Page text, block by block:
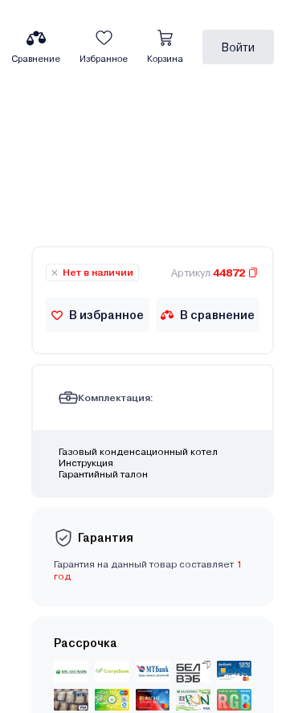
Сравнение Избранное Корзина
Войти
Нет в наличии Артикул 44872
В избранное В сравнение
Комплектация:
Газовый конденсационный котел
Инструкция
Гарантийный талон
Гарантия
Гарантия на данный товар составляет 1
год
Рассрочка